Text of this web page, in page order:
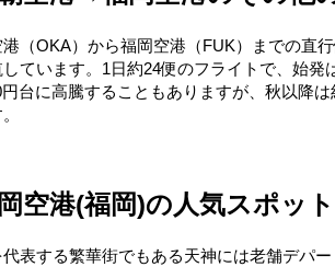
（OKA）から福岡空港（FUK）までの直
しています。1日約24便のフライトで、始
円台に高騰することもありますが、秋以降
空港(福岡)の人気スポット
代表する繁華街でもある天神には老舗デパ